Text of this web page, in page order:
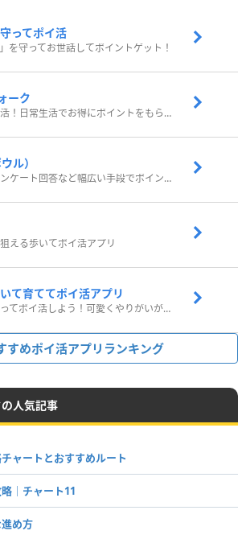
ってポイ活
」を守ってお世話してポイントゲット！
ーク
歩いてポイ活！日常生活でお得にポイントをもらおう
ル）
歩いたりアンケート回答など幅広い手段でポイントをゲット
える歩いてポイ活アプリ
て育ててポイ活アプリ
ペットを育ってポイ活しよう！可愛くやりがいがある新感覚アプリ
すめポイ活アプリランキング
人気記事
ャートとおすすめルート
｜チャート11
め方